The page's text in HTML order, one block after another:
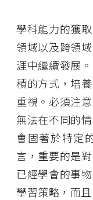
學科能力的獲
領域以及跨領
涯中繼續發展
積的方式，培
重視。必須注
無法在不同的
會固著於特定
言，重要的是
已經學會的事
學習策略，而